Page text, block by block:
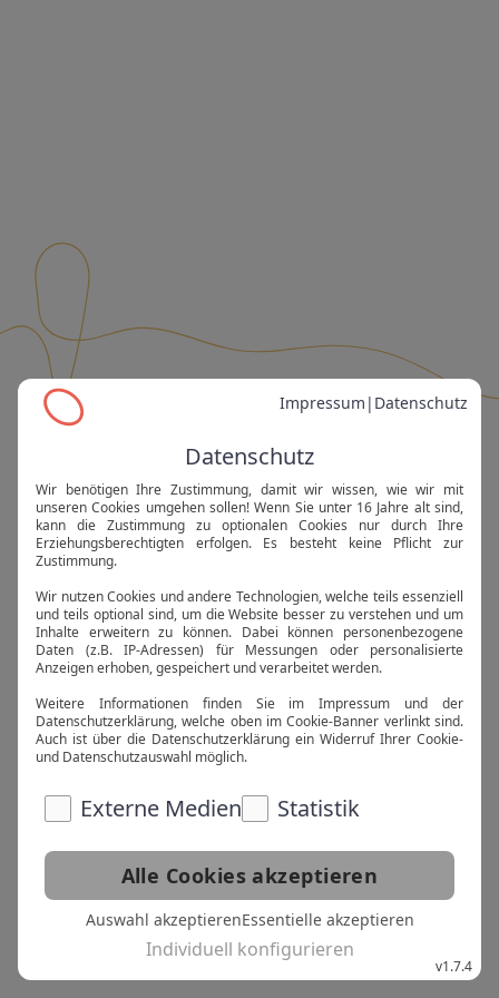
Es scheint, als hätte unser
künstlerischer Geist eine kleine
Auszeit genommen.
Wir arbeiten daran, die Seite
wiederherzustellen. Probier es
später noch einmal.
Zurück zur Startseite